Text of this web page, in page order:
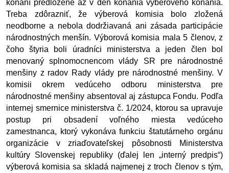
konaní predložené až v deň konania výberového konania.
Treba zdôrazniť, že výberová komisia bolo zložená
neodborne a nebola dodržiavaná ani zásada participácie
národnostných menšín. Výborová komisia mala 5 členov, z
čoho štyria boli úradníci ministerstva a jeden člen bol
menovaný splnomocnencom vlády SR pre národnostné
menšiny z radov Rady vlády pre národnostné menšiny. V
komisii okrem vedúceho odboru ministerstva pre
národnostné menšiny absentoval aj zástupca Fondu. Podľa
internej smernice ministerstva č. 1/2024, ktorou sa upravuje
postup pri obsadení voľného miesta vedúceho
zamestnanca, ktorý vykonáva funkciu štatutárneho orgánu
organizácie v zriaďovateľskej pôsobnosti Ministerstva
kultúry Slovenskej republiky (ďalej len „interný predpis“)
výberová komisia sa skladá najmenej z troch členov s tým,